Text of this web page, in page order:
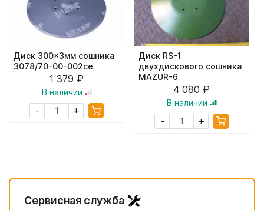
Диск 300x3мм сошника
3078/70-00-002ce
1 379 ₽
В наличии
- +
Диск RS-1
двухдискового сошника
MAZUR-6
4 080 ₽
В наличии
- +
Сервисная служба